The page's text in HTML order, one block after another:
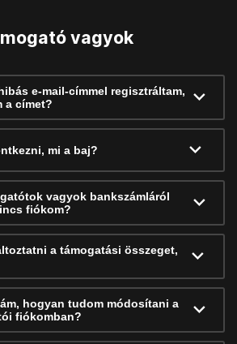
vagyok
e-mail-címmel regisztráltam,
a címet?
mi a baj?
vagyok bankszámláról
fiókom?
a támogatási összeget,
hogyan tudom módosítani a
fiókomban?